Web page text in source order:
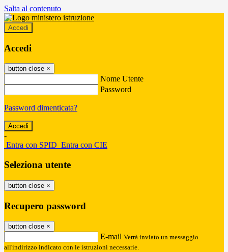
Salta al contenuto
Accedi
Accedi
button close ×
Nome Utente
Password
Password dimenticata?
-
Entra con SPID Entra con CIE
Seleziona utente
button close ×
Recupero password
button close ×
E-mail Verrà inviato un messaggio
all'indirizzo indicato con le istruzioni necessarie.